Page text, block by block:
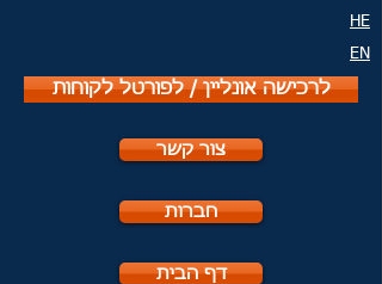
HE
EN
לרכישה אונליין / לפורטל לקוחות
צור קשר
חברות
דף הבית